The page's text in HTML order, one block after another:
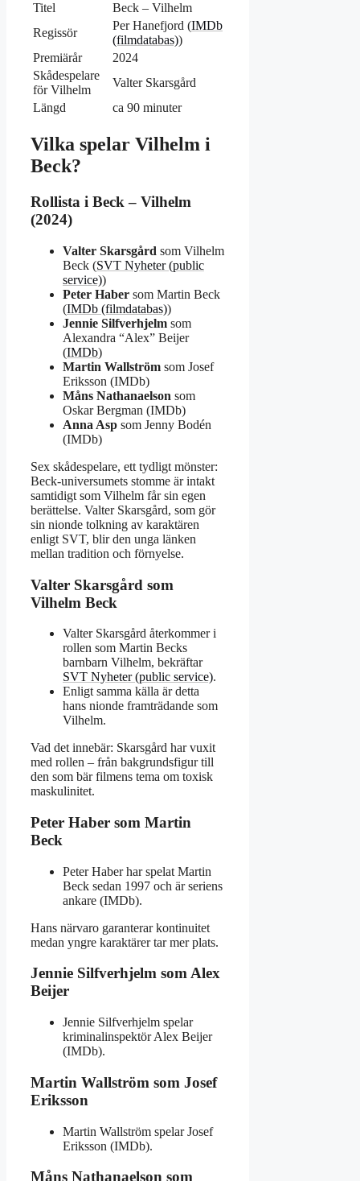
Titel
Beck – Vilhelm
Regissör
Per Hanefjord (IMDb
(filmdatabas))
Premiärår
2024
Skådespelare
för Vilhelm
Valter Skarsgård
Längd
ca 90 minuter
Vilka spelar Vilhelm i
Beck?
Rollista i Beck – Vilhelm
(2024)
Valter Skarsgård som Vilhelm
Beck (SVT Nyheter (public
service))
Peter Haber som Martin Beck
(IMDb (filmdatabas))
Jennie Silfverhjelm som
Alexandra “Alex” Beijer
(IMDb)
Martin Wallström som Josef
Eriksson (IMDb)
Måns Nathanaelson som
Oskar Bergman (IMDb)
Anna Asp som Jenny Bodén
(IMDb)
Sex skådespelare, ett tydligt mönster:
Beck-universumets stomme är intakt
samtidigt som Vilhelm får sin egen
berättelse. Valter Skarsgård, som gör
sin nionde tolkning av karaktären
enligt SVT, blir den unga länken
mellan tradition och förnyelse.
Valter Skarsgård som
Vilhelm Beck
Valter Skarsgård återkommer i
rollen som Martin Becks
barnbarn Vilhelm, bekräftar
SVT Nyheter (public service).
Enligt samma källa är detta
hans nionde framträdande som
Vilhelm.
Vad det innebär: Skarsgård har vuxit
med rollen – från bakgrundsfigur till
den som bär filmens tema om toxisk
maskulinitet.
Peter Haber som Martin
Beck
Peter Haber har spelat Martin
Beck sedan 1997 och är seriens
ankare (IMDb).
Hans närvaro garanterar kontinuitet
medan yngre karaktärer tar mer plats.
Jennie Silfverhjelm som Alex
Beijer
Jennie Silfverhjelm spelar
kriminalinspektör Alex Beijer
(IMDb).
Martin Wallström som Josef
Eriksson
Martin Wallström spelar Josef
Eriksson (IMDb).
Måns Nathanaelson som